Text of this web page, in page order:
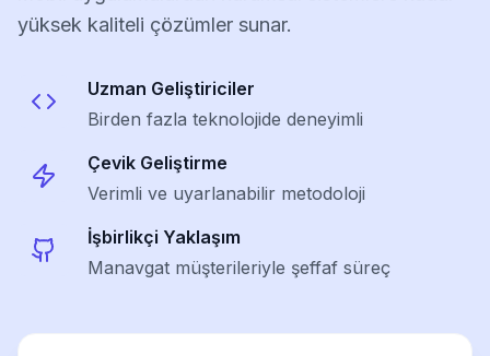
yüksek kaliteli çözümler sunar.
Uzman Geliştiriciler
Birden fazla teknolojide deneyimli
Çevik Geliştirme
Verimli ve uyarlanabilir metodoloji
İşbirlikçi Yaklaşım
Manavgat müşterileriyle şeffaf süreç